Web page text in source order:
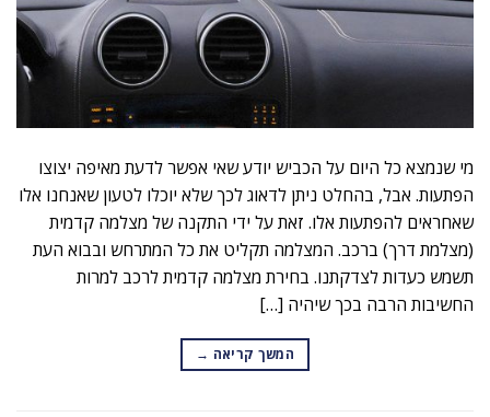
מי שנמצא כל היום על הכביש יודע שאי אפשר לדעת מאיפה יצוצו
הפתעות. אבל, בהחלט ניתן לדאוג לכך שלא יוכלו לטעון שאנחנו אלו
שאחראים להפתעות אלו. זאת על ידי התקנה של מצלמה קדמית
(מצלמת דרך) ברכב. המצלמה תקליט את כל המתרחש ובבוא העת
תשמש כעדות לצדקתנו. בחירת מצלמה קדמית לרכב למרות
החשיבות הרבה בכך שיהיה […]
המשך קריאה →